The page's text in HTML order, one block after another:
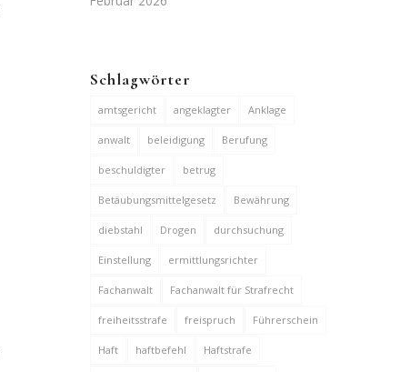
Schlagwörter
amtsgericht angeklagter Anklage
anwalt beleidigung Berufung
beschuldigter betrug
Betäubungsmittelgesetz Bewährung
diebstahl Drogen durchsuchung
Einstellung ermittlungsrichter
Fachanwalt Fachanwalt für Strafrecht
freiheitsstrafe freispruch Führerschein
Haft haftbefehl Haftstrafe